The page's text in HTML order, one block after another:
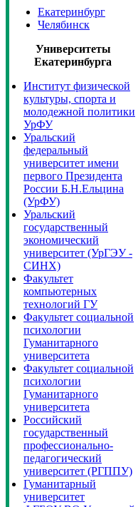
Екатеринбург
Челябинск
Университеты
Екатеринбурга
Институт физической
культуры, спорта и
молодежной политики
УрФУ
Уральский
федеральный
университет имени
первого Президента
России Б.Н.Ельцина
(УрФУ)
Уральский
государственный
экономический
университет (УрГЭУ -
СИНХ)
Факультет
компьютерных
технологий ГУ
Факультет социальной
психологии
Гуманитарного
университета
Факультет социальной
психологии
Гуманитарного
университета
Российский
государственный
профессионально-
педагогический
университет (РГППУ)
Гуманитарный
университет